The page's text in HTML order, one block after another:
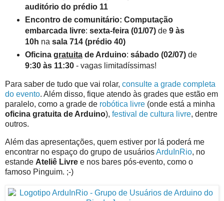
auditório do prédio 11
Encontro de comunitário: Computação
embarcada livre: sexta-feira (01/07)de 9 às
10h na sala 714 (prédio 40)
Oficina gratuitade Arduino: sábado (02/07)de
9:30 às 11:30- vagas limitadíssimas!
Para saber de tudo que vai rolar, consulte a grade completa
do evento. Além disso, fique atendo às grades que estão em
paralelo, como a grade de robótica livre (onde está a minha
oficina gratuita de Arduino), festival de cultura livre, dentre
outros.
Além das apresentações, quem estiver por lá poderá me
encontrar no espaço do grupo de usuáriosArduInRio, no
estande Ateliê Livre e nos bares pós-evento, como o
famoso Pinguim. ;-)